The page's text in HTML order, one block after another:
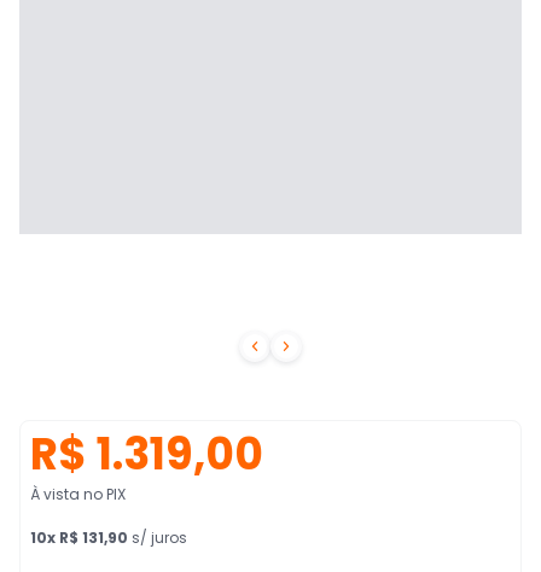
 
R$ 1.319,00
À vista no PIX
10x R$ 131,90 s/ juros